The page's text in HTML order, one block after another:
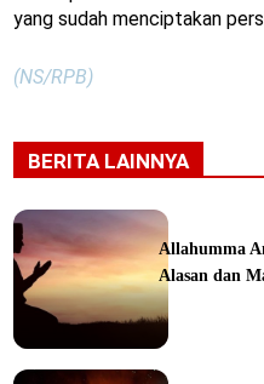
yang sudah menciptakan
(NS/RPB)
BERITA LAINNYA
Allahumma
Alasan dan